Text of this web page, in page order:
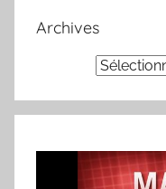
Archives